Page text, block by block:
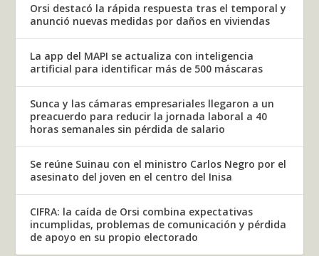
Orsi destacó la rápida respuesta tras el temporal y
anunció nuevas medidas por daños en viviendas
La app del MAPI se actualiza con inteligencia
artificial para identificar más de 500 máscaras
Sunca y las cámaras empresariales llegaron a un
preacuerdo para reducir la jornada laboral a 40
horas semanales sin pérdida de salario
Se reúne Suinau con el ministro Carlos Negro por el
asesinato del joven en el centro del Inisa
CIFRA: la caída de Orsi combina expectativas
incumplidas, problemas de comunicación y pérdida
de apoyo en su propio electorado